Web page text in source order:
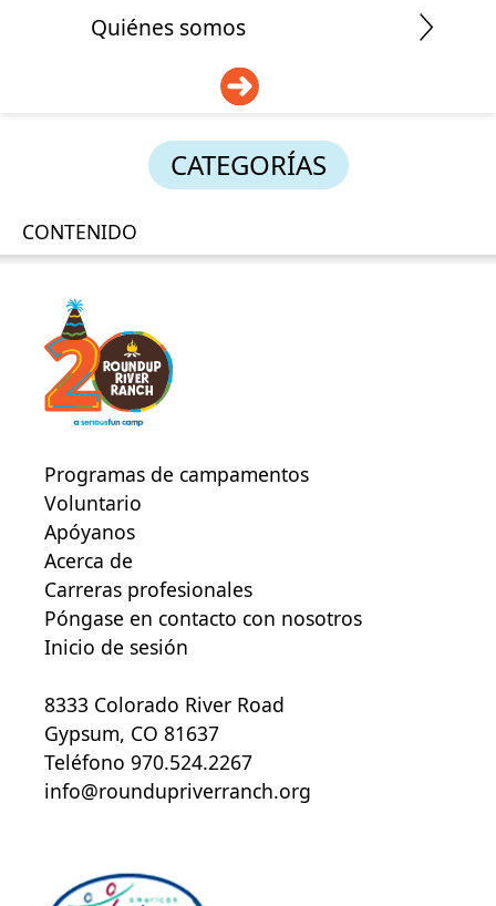
Quiénes somos
CATEGORÍAS
CONTENIDO
Programas de campamentos
Voluntario
Apóyanos
Acerca de
Carreras profesionales
Póngase en contacto con nosotros
Inicio de sesión
8333 Colorado River Road
Gypsum, CO 81637
Teléfono 970.524.2267
info@roundupriverranch.org